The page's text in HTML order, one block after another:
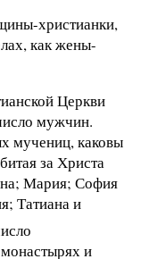
христианки,
как жены-
Церкви
мужчин.
мучениц, каковы
за Христа
Мария; София
Татиана и
и